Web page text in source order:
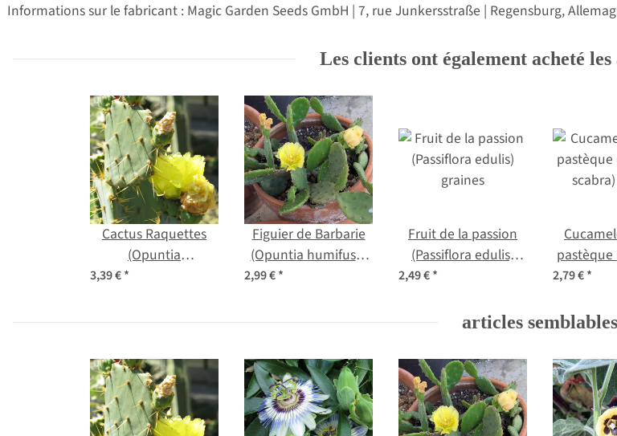
Informations sur le fabricant : Magic Garden Seeds GmbH | 7, rue Junkersstraße | Regensburg,
Les clients ont également acheté
Cactus Raquettes
(Opuntia
phaeacantha)
3,39 €*
Figuier de Barbarie
(Opuntia humifusa)
2,99 €*
Fruit de la passion
(Passiflora edulis)
2,49 €*
pastèque
scabra)
2,79 €*
articles semblables